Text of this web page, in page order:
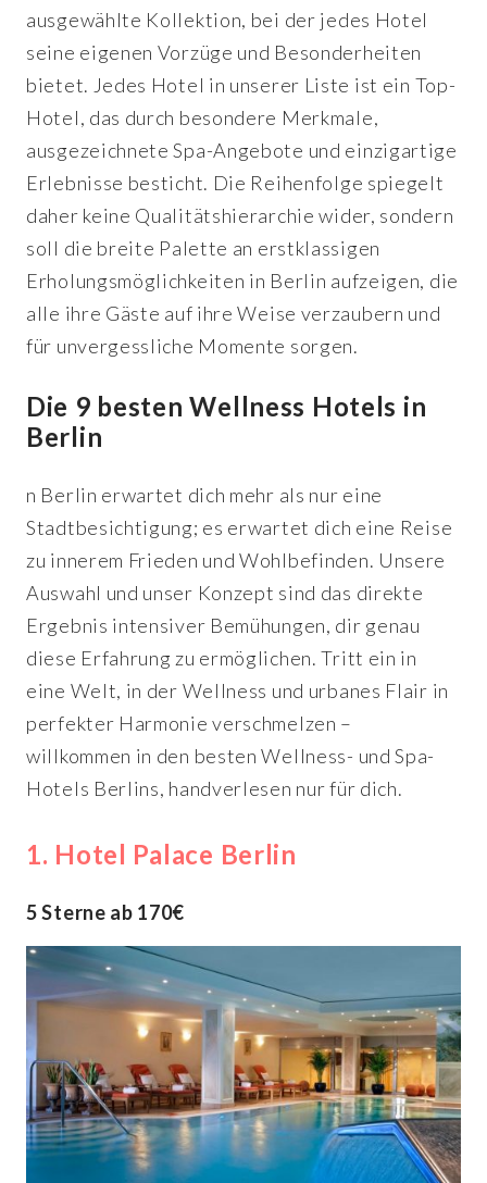
ausgewählte Kollektion, bei der jedes Hotel
seine eigenen Vorzüge und Besonderheiten
bietet. Jedes Hotel in unserer Liste ist ein Top-
Hotel, das durch besondere Merkmale,
ausgezeichnete Spa-Angebote und einzigartige
Erlebnisse besticht. Die Reihenfolge spiegelt
daher keine Qualitätshierarchie wider, sondern
soll die breite Palette an erstklassigen
Erholungsmöglichkeiten in Berlin aufzeigen, die
alle ihre Gäste auf ihre Weise verzaubern und
für unvergessliche Momente sorgen.
Die 9 besten Wellness Hotels in
Berlin
n Berlin erwartet dich mehr als nur eine
Stadtbesichtigung; es erwartet dich eine Reise
zu innerem Frieden und Wohlbefinden. Unsere
Auswahl und unser Konzept sind das direkte
Ergebnis intensiver Bemühungen, dir genau
diese Erfahrung zu ermöglichen. Tritt ein in
eine Welt, in der Wellness und urbanes Flair in
perfekter Harmonie verschmelzen –
willkommen in den besten Wellness- und Spa-
Hotels Berlins, handverlesen nur für dich.
1. Hotel Palace Berlin
5 Sterne ab 170€